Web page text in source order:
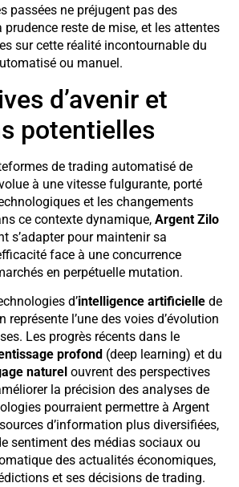
passées ne préjugent pas des
reste de mise, et les attentes
sur cette réalité incontournable du
ou manuel.
d’avenir et
potentielles
de trading automatisé de
à une vitesse fulgurante, porté
et les changements
ce contexte dynamique, Argent Zilo
s’adapter pour maintenir sa
face à une concurrence
en perpétuelle mutation.
d’intelligence artificielle de
représente l’une des voies d’évolution
Les progrès récents dans le
profond (deep learning) et du
naturel ouvrent des perspectives
la précision des analyses de
pourraient permettre à Argent
d’information plus diversifiées,
sentiment des médias sociaux ou
des actualités économiques,
et ses décisions de trading.